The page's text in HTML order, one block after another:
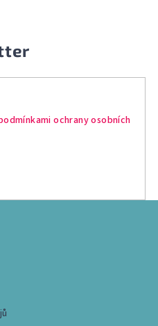
ochrany osobních